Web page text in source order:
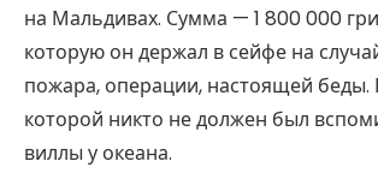
на Мальдивах. Сумма — 1 800 000
которую он держал в сейфе на
пожара, операции, настоящей беды.
которой никто не должен был
виллы у океана.